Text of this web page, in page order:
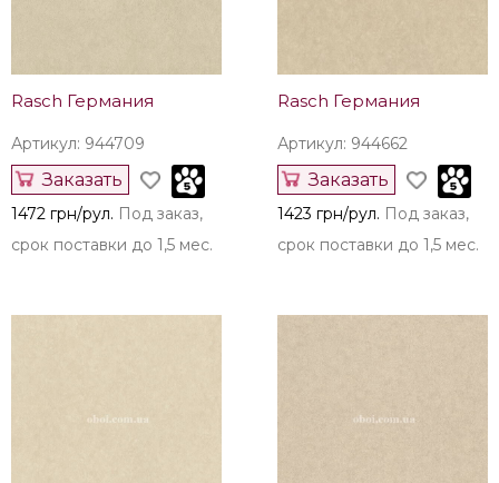
Rasch Германия
Артикул: 944709
Заказать
1472 грн/рул. Под заказ,
срок поставки до 1,5 мес.
Rasch Германия
Артикул: 944662
Заказать
1423 грн/рул. Под заказ,
срок поставки до 1,5 мес.